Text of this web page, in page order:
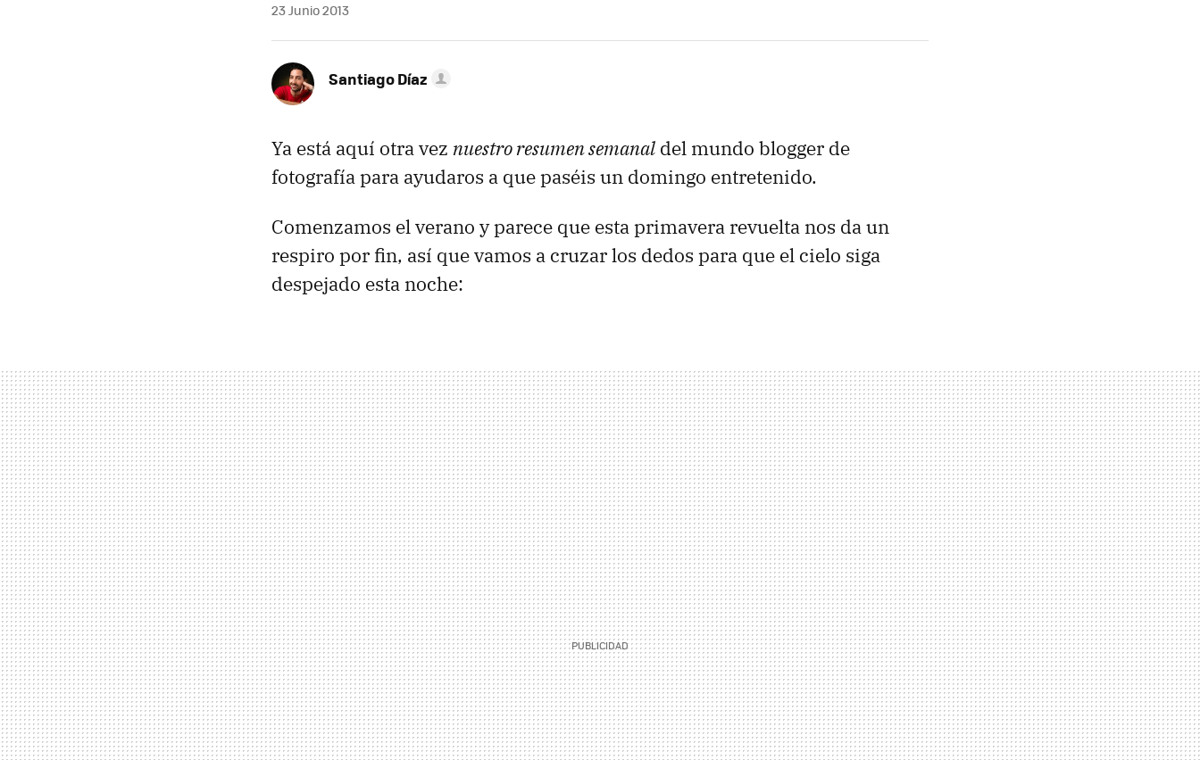
23 Junio 2013
Santiago Díaz
Ya está aquí otra vez nuestro resumen semanal del mundo blogger de
fotografía para ayudaros a que paséis un domingo entretenido.
Comenzamos el verano y parece que esta primavera revuelta nos da un
respiro por fin, así que vamos a cruzar los dedos para que el cielo siga
despejado esta noche: